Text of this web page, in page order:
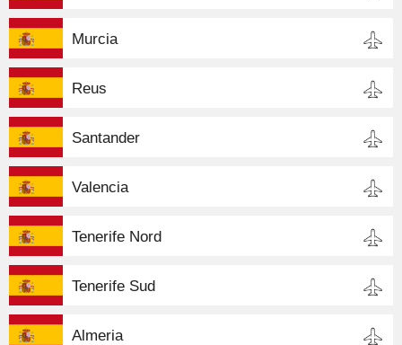
Murcia
Reus
Santander
Valencia
Tenerife Nord
Tenerife Sud
Almeria